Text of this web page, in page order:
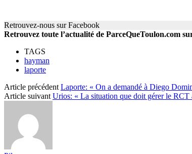
Retrouvez-nous sur Facebook
Retrouvez toute l’actualité de ParceQueToulon.com
TAGS
hayman
laporte
Article précédent Laporte: « On a demandé à Diego
Article suivant Urios: « La situation que doit gérer le RCT